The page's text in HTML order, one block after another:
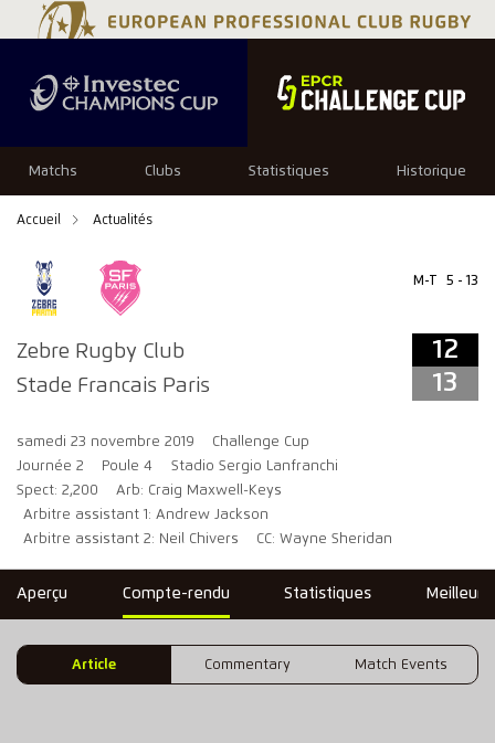
Matchs Clubs Statistiques Historique
Accueil Actualités
Zebre Rugby Club
Stade Francais Paris
M-T 5 - 13
12
13
samedi 23 novembre 2019
Challenge Cup
Journée 2
Poule 4
Stadio Sergio Lanfranchi
Spect: 2,200
Arb: Craig Maxwell-Keys
Arbitre assistant 1: Andrew Jackson
Arbitre assistant 2: Neil Chivers
CC: Wayne Sheridan
12 13
Aperçu Compte-rendu Statistiques
Article Commentary Match Events